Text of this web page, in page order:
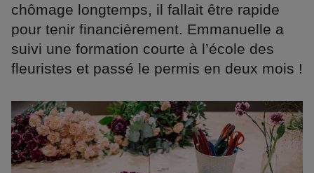
chômage longtemps, il fallait être rapide
pour tenir financièrement. Emmanuelle a
suivi une formation courte à l’école des
fleuristes et passé le permis en deux mois !